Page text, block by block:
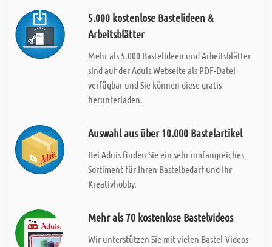
5.000 kostenlose Bastelideen &
Arbeitsblätter
Mehr als 5.000 Bastelideen und Arbeitsblätter
sind auf der Aduis Webseite als PDF-Datei
verfügbar und Sie können diese gratis
herunterladen.
Auswahl aus über 10.000 Bastelartikel
Bei Aduis finden Sie ein sehr umfangreiches
Sortiment für Ihren Bastelbedarf und Ihr
Kreativhobby.
Mehr als 70 kostenlose Bastelvideos
Wir unterstützen Sie mit vielen Bastel-Videos